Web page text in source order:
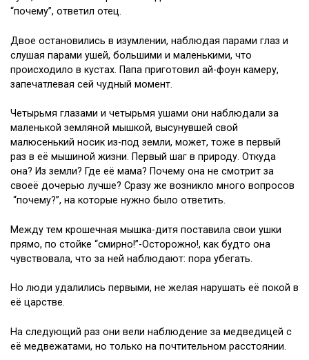
“почему”, ответил отец.
Двое остановились в изумлении, наблюдая парами глаз и
слушая парами ушей, большими и маленькими, что
происходило в кустах. Папа приготовил ай-фоун камеру,
запечатлевая сей чудный момент.
Четырьмя глазами и четырьмя ушами они наблюдали за
маленькой земляной мышкой, высунувшей свой
малюсенький носик из-под земли, может, тоже в первый
раз в её мышиной жизни. Первый шаг в природу. Откуда
она? Из земли? Где её мама? Почему она не смотрит за
своеё дочерью лучше? Сразу же возникло много вопросов
“почему?”, на которые нужно было ответить.
Между тем крошечная мышка-дитя поставила свои ушки
прямо, по стойке “смирно!”-Осторожно!, как будто она
чувствовала, что за ней наблюдают: пора убегать.
Но люди удалились первыми, не желая нарушать её покой в
её царстве.
На следующий раз они вели наблюдение за медведицей с
её медвежатами, но только на почтительном расстоянии.